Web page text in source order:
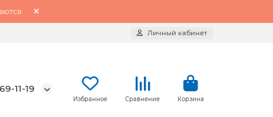
Личный кабинет
11-19
Избранное Сравнение Корзина